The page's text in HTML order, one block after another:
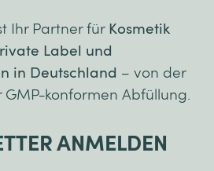
Ihr Partner für Kosmetik
Label und
in Deutschland – von der
GMP-konformen Abfüllung.
ANMELDEN